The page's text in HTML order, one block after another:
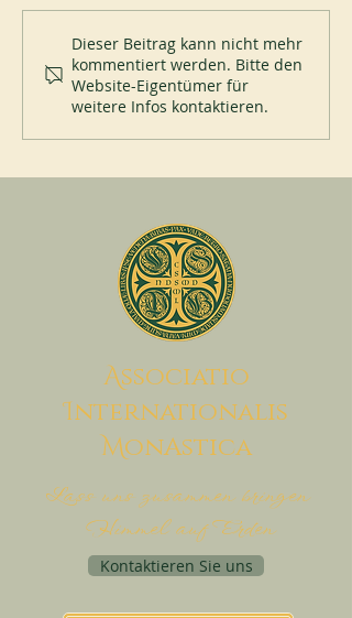
Neuer Abt in Cullman
Dieser Beitrag kann nicht mehr
kommentiert werden. Bitte den
Website-Eigentümer für
weitere Infos kontaktieren.
Associatio
Internationalis
MonAstica
Lass uns zusammen bringen
Himmel auf Erden
Kontaktieren Sie uns